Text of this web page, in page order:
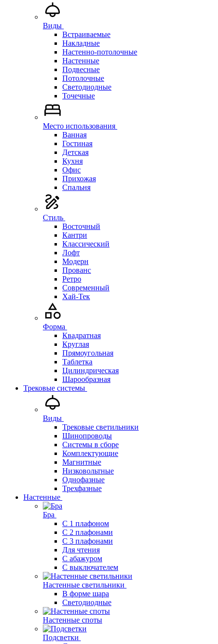
Виды
Встраиваемые
Накладные
Настенно-потолочные
Настенные
Подвесные
Потолочные
Светодиодные
Точечные
Место использования
Ванная
Гостиная
Детская
Кухня
Офис
Прихожая
Спальня
Стиль
Восточный
Кантри
Классический
Лофт
Модерн
Прованс
Ретро
Современный
Хай-Тек
Форма
Квадратная
Круглая
Прямоугольная
Таблетка
Цилиндрическая
Шарообразная
Трековые системы
Виды
Трековые светильники
Шинопроводы
Системы в сборе
Комплектующие
Магнитные
Низковольтные
Однофазные
Трехфазные
Настенные
Бра
С 1 плафоном
С 2 плафонами
С 3 плафонами
Для чтения
С абажуром
С выключателем
Настенные светильники
В форме шара
Светодиодные
Настенные споты
Подсветки